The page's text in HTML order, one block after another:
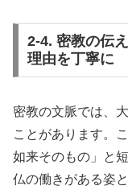
2-4. 密教の伝
理由を丁寧に
密教の文脈では、
ことがあります。
如来そのもの」と
仏の働きがある姿